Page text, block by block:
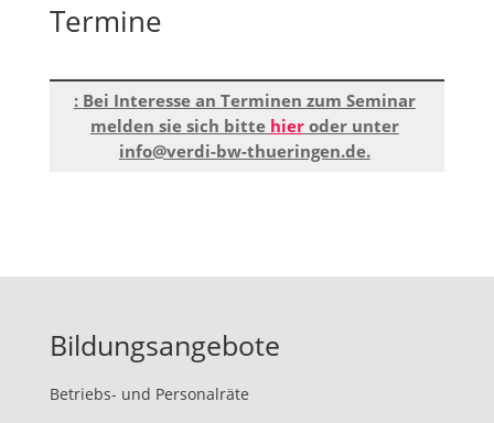
Termine
Bei Interesse an Terminen zum Seminar
melden sie sich bitte hieroder unter
info@verdi-bw-thueringen.de.
Bildungsangebote
Betriebs- und Personalräte